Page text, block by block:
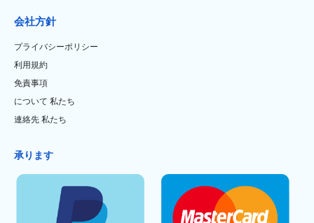
会社方針
プライバシーポリシー
利用規約
免責事項
について 私たち
連絡先 私たち
承ります